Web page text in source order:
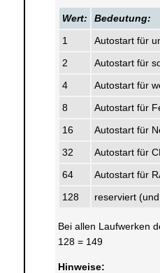
Wert: Bedeutung:
1
Autostart für
2
Autostart für
4
Autostart für
8
Autostart für
16
Autostart für
32
Autostart für
64
Autostart für
128
reserviert
Bei allen Laufwerken
128 = 149
Hinweise: